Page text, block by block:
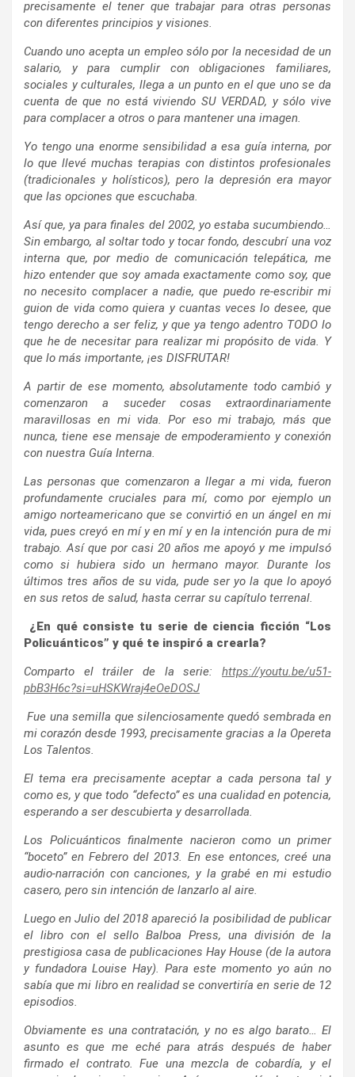
precisamente el tener que trabajar para otras personas
con diferentes principios y visiones.
Cuando uno acepta un empleo sólo por la necesidad de un
salario, y para cumplir con obligaciones familiares,
sociales y culturales, llega a un punto en el que uno se da
cuenta de que no está viviendo SU VERDAD, y sólo vive
para complacer a otros o para mantener una imagen.
Yo tengo una enorme sensibilidad a esa guía interna, por
lo que llevé muchas terapias con distintos profesionales
(tradicionales y holísticos), pero la depresión era mayor
que las opciones que escuchaba.
Así que, ya para finales del 2002, yo estaba sucumbiendo…
Sin embargo, al soltar todo y tocar fondo, descubrí una voz
interna que, por medio de comunicación telepática, me
hizo entender que soy amada exactamente como soy, que
no necesito complacer a nadie, que puedo re-escribir mi
guion de vida como quiera y cuantas veces lo desee, que
tengo derecho a ser feliz, y que ya tengo adentro TODO lo
que he de necesitar para realizar mi propósito de vida. Y
que lo más importante, ¡es DISFRUTAR!
A partir de ese momento, absolutamente todo cambió y
comenzaron a suceder cosas extraordinariamente
maravillosas en mi vida. Por eso mi trabajo, más que
nunca, tiene ese mensaje de empoderamiento y conexión
con nuestra Guía Interna.
Las personas que comenzaron a llegar a mi vida, fueron
profundamente cruciales para mí, como por ejemplo un
amigo norteamericano que se convirtió en un ángel en mi
vida, pues creyó en mí y en mí y en la intención pura de mi
trabajo. Así que por casi 20 años me apoyó y me impulsó
como si hubiera sido un hermano mayor. Durante los
últimos tres años de su vida, pude ser yo la que lo apoyó
en sus retos de salud, hasta cerrar su capítulo terrenal.
¿En qué consiste tu serie de ciencia ficción “Los
Policuánticos” y qué te inspiró a crearla?
Comparto el tráiler de la serie: https://youtu.be/u51-
pbB3H6c?si=uHSKWraj4eOeDOSJ
Fue una semilla que silenciosamente quedó sembrada en
mi corazón desde 1993, precisamente gracias a la Opereta
Los Talentos.
El tema era precisamente aceptar a cada persona tal y
como es, y que todo “defecto” es una cualidad en potencia,
esperando a ser descubierta y desarrollada.
Los Policuánticos finalmente nacieron como un primer
“boceto” en Febrero del 2013. En ese entonces, creé una
audio-narración con canciones, y la grabé en mi estudio
casero, pero sin intención de lanzarlo al aire.
Luego en Julio del 2018 apareció la posibilidad de publicar
el libro con el sello Balboa Press, una división de la
prestigiosa casa de publicaciones Hay House (de la autora
y fundadora Louise Hay). Para este momento yo aún no
sabía que mi libro en realidad se convertiría en serie de 12
episodios.
Obviamente es una contratación, y no es algo barato… El
asunto es que me eché para atrás después de haber
firmado el contrato. Fue una mezcla de cobardía, y el